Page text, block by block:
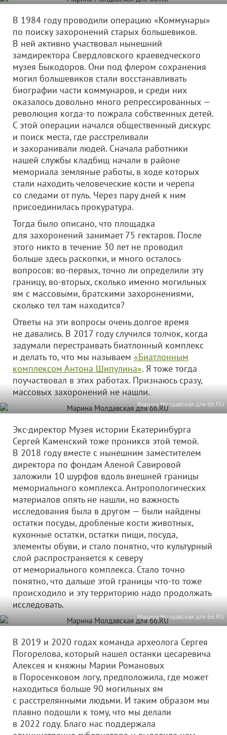
В 1984 году проводили операцию «Коммунары»
по поиску захоронений старых большевиков.
В ней активно участвовал нынешний
замдиректора Свердловского краеведческого
музея Быкодоров. Они под флером сохранения
могил большевиков стали восстанавливать
биографии части коммунаров, и среди них
оказалось довольно много репрессированных —
революция когда-то пожрала собственных детей.
С этой операции начался общественный дискурс
и поиск места, где расстреливали
и захоранивали людей. Сначала работники
нашей службы кладбищ начали в районе
мемориала земляные работы, в ходе которых
стали находить человеческие кости и черепа
со следами от пуль. Через пару дней к ним
присоединилась прокуратура.
Тогда было описано, что площадка
для захоронений занимает 75 гектаров. После
этого никто в течение 30 лет не проводил
больше здесь раскопки, и много осталось
вопросов: во-первых, точно ли определили эту
границу, во-вторых, сколько именно могильных
ям с массовыми, братскими захоронениями,
сколько тел там находится?
Ответы на эти вопросы очень долгое время
не давались. В 2017 году случился толчок, когда
задумали перестраивать биатлонный комплекс
и делать то, что мы называем «Биатлонным
комплексом Антона Шипулина». Я тоже тогда
поучаствовал в этих работах. Признаюсь сразу,
массовых захоронений не нашли.
Марина Молдавская для 66.RU
Экс-директор Музея истории Екатеринбурга
Сергей Каменский тоже проникся этой темой.
В 2018 году вместе с нынешним заместителем
директора по фондам Аленой Савировой
заложили 10 шурфов вдоль внешней границы
мемориального комплекса. Антропологических
материалов опять не нашли, но важность
исследования была в другом — были найдены
остатки посуды, дробленые кости животных,
кухонные остатки, остатки пищи, посуда,
элементы обуви, и стало понятно, что культурный
слой распространяется к северу
от мемориального комплекса. Стало точно
понятно, что дальше этой границы что-то тоже
происходило и эту территорию надо продолжать
исследовать.
Марина Молдавская для 66.RU
В 2019 и 2020 годах команда археолога Сергея
Погорелова, который нашел останки цесаревича
Алексея и княжны Марии Романовых
в Поросенковом логу, предположила, где может
находиться больше 90 могильных ям
с расстрелянными людьми. И таким образом мы
плавно подошли к тому, что мы делали
в 2022 году. Благо нас поддержала